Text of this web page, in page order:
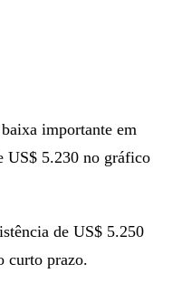
importante em
US$ 5.230 no gráfico
de US$ 5.250
curto prazo.